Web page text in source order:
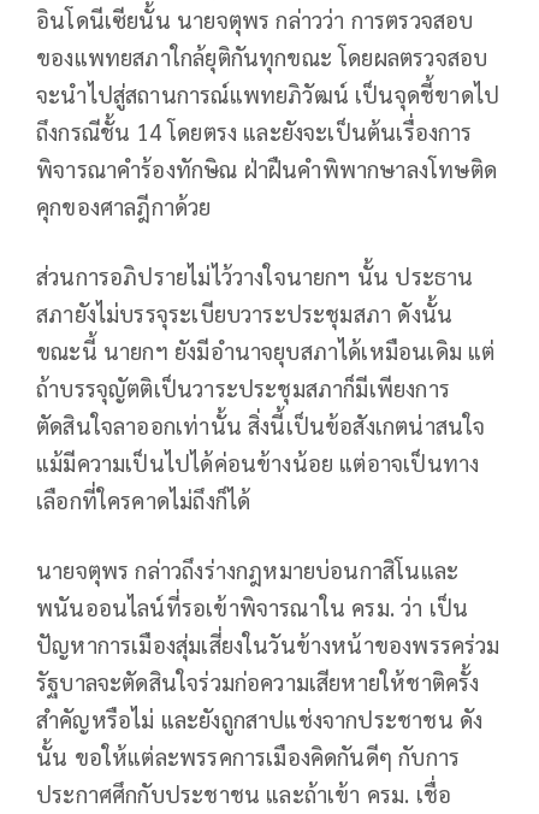
อินโดนีเซียนั้น นายจตุพร กล่าวว่า การตรวจสอบ
ของแพทยสภาใกล้ยุติกันทุกขณะ โดยผลตรวจสอบ
จะนำไปสู่สถานการณ์แพทยภิวัฒน์ เป็นจุดชี้ขาดไป
ถึงกรณีชั้น 14 โดยตรง และยังจะเป็นต้นเรื่องการ
พิจารณาคำร้องทักษิณ ฝ่าฝืนคำพิพากษาลงโทษติด
คุกของศาลฎีกาด้วย
ส่วนการอภิปรายไม่ไว้วางใจนายกฯ นั้น ประธาน
สภายังไม่บรรจุระเบียบวาระประชุมสภา ดังนั้น
ขณะนี้ นายกฯ ยังมีอำนาจยุบสภาได้เหมือนเดิม แต่
ถ้าบรรจุญัตติเป็นวาระประชุมสภาก็มีเพียงการ
ตัดสินใจลาออกเท่านั้น สิ่งนี้เป็นข้อสังเกตน่าสนใจ
แม้มีความเป็นไปได้ค่อนข้างน้อย แต่อาจเป็นทาง
เลือกที่ใครคาดไม่ถึงก็ได้
นายจตุพร กล่าวถึงร่างกฎหมายบ่อนกาสิโนและ
พนันออนไลน์ที่รอเข้าพิจารณาใน ครม. ว่า เป็น
ปัญหาการเมืองสุ่มเสี่ยงในวันข้างหน้าของพรรคร่วม
รัฐบาลจะตัดสินใจร่วมก่อความเสียหายให้ชาติครั้ง
สำคัญหรือไม่ และยังถูกสาปแช่งจากประชาชน ดัง
นั้น ขอให้แต่ละพรรคการเมืองคิดกันดีๆ กับการ
ประกาศศึกกับประชาชน และถ้าเข้า ครม. เชื่อ